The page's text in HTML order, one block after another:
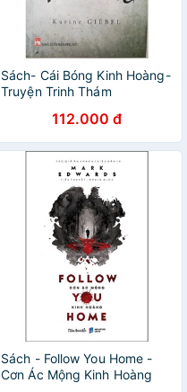
Sách- Cái Bóng Kinh Hoàng-
Truyện Trinh Thám
112.000 đ
Sách - Follow You Home -
Cơn Ác Mộng Kinh Hoàng